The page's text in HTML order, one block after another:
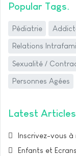
Popular Tags
Pédiatrie
Relations
Sexualité /
Personnes Agées
Latest Articles
Inscrivez-vous
Enfants et Ecrans